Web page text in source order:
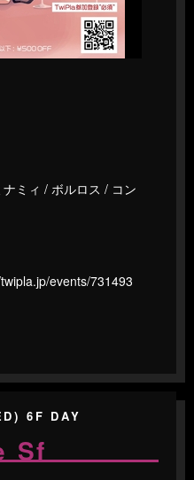
ミィ / ボルロス / コン
events/731493
6F DAY
Sf